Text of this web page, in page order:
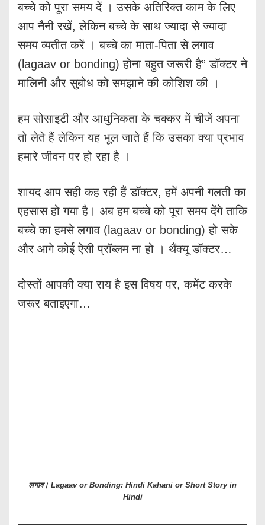
बच्चे को पूरा समय दें । उसके अतिरिक्त काम के लिए
आप नैनी रखें, लेकिन बच्चे के साथ ज्यादा से ज्यादा
समय व्यतीत करें । बच्चे का माता-पिता से लगाव
(lagaav or bonding) होना बहुत जरूरी है” डॉक्टर ने
मालिनी और सुबोध को समझाने की कोशिश की ।
हम सोसाइटी और आधुनिकता के चक्कर में चीजें अपना
तो लेते हैं लेकिन यह भूल जाते हैं कि उसका क्या प्रभाव
हमारे जीवन पर हो रहा है ।
शायद आप सही कह रही हैं डॉक्टर, हमें अपनी गलती का
एहसास हो गया है। अब हम बच्चे को पूरा समय देंगे ताकि
बच्चे का हमसे लगाव (lagaav or bonding) हो सके
और आगे कोई ऐसी प्रॉब्लम ना हो । थैंक्यू डॉक्टर…
दोस्तों आपकी क्या राय है इस विषय पर, कमेंट करके
जरूर बताइएगा…
लगाव। Lagaav or Bonding: Hindi Kahani or Short Story in
Hindi